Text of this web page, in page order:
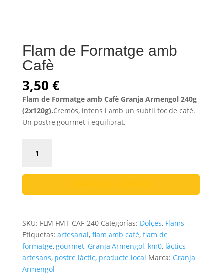
Flam de Formatge amb
Cafè
3,50 €
Flam de Formatge amb Cafè Granja Armengol 240g
(2x120g).Cremós, intens i amb un subtil toc de cafè.
Un postre gourmet i equilibrat.
amb
Cafè
SKU: FLM-FMT-CAF-240 Categorías: Dolçes, Flams
Etiquetas: artesanal, flam amb cafè, flam de
formatge, gourmet, Granja Armengol, km0, làctics
artesans, postre làctic, producte local Marca: Granja
Armengol